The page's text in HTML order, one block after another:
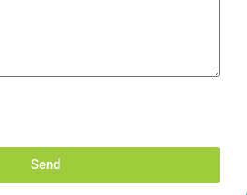
Send